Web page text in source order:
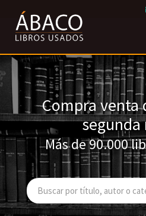
Compra venta
segunda
Más de 90.000